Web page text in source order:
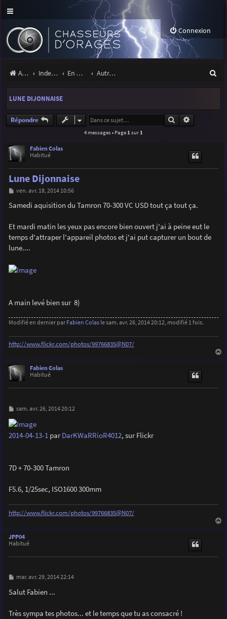
Connexion
Accueil Index du forum En marge des orages Autres images
e
LUNE DIJONNAISE
Répondre Rechercher
4 messages • Page 1 sur 1
Fabien Colas
Habitué
Lune Dijonnaise
M
s
s
e
ven. avr. 18, 2014 10:56
Samedi aquisition du Tamron 70-300 VC USD tout ça tout ça.
Et mardi matin les yeux pas encore bien ouvert j'ai à peine eut le
temps d'attraper l'appareil photos et j'ai put capturer un bout de
lune....
A main levé bien sur 8)
Modifié en dernier par Fabien Colasle sam. avr. 26, 2014 20:12, modifié 1 fois.
http://www.flickr.com/photos/99766835@N07/
Fabien Colas
Habitué
M
s
s
a
sam. avr. 26, 2014 20:12
2014-04-13-1parDarKWaRRioR4012, sur Flickr
7D + 70-300 Tamron
F5.6, 1/25sec, ISO1600 300mm
http://www.flickr.com/photos/99766835@N07/
JPP04
Habitué
M
s
s
g
e
mar. avr. 29, 2014 22:14
Salut Fabien ...
Très sympa tes photos... et le temps que tu as consacré !